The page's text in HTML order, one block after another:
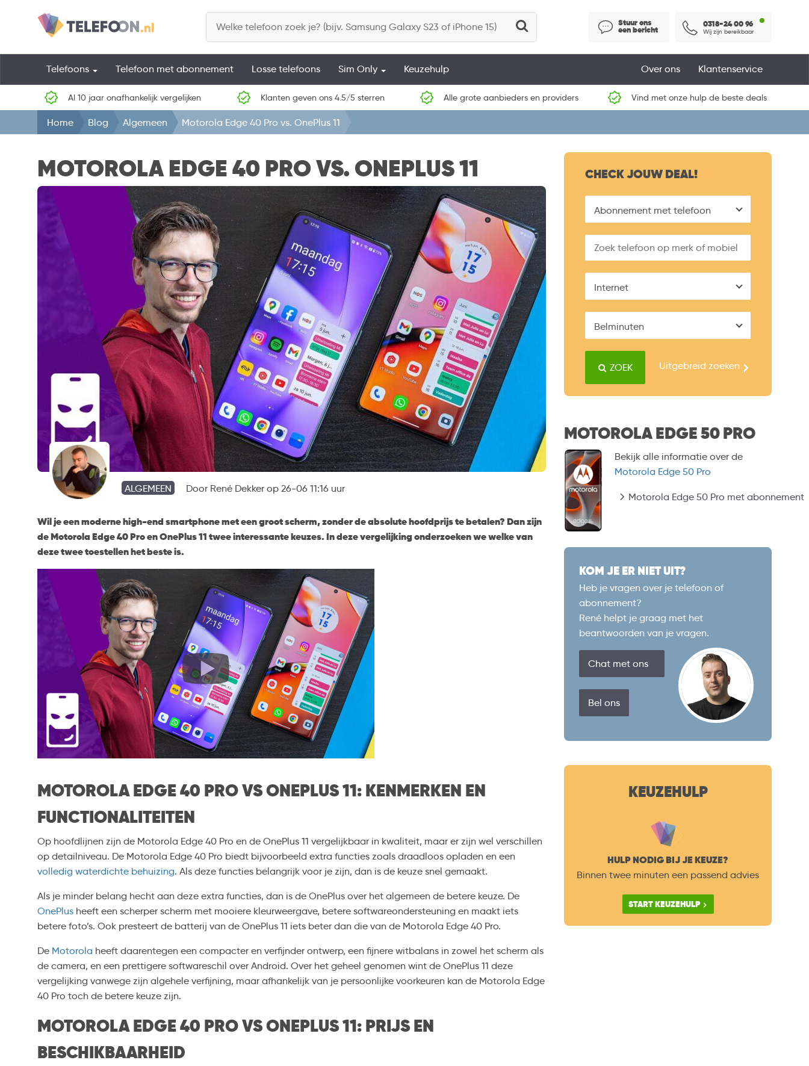
Stuur ons
een bericht
0318-24 00 96
Wij zijn bereikbaar
Telefoons Telefoon met abonnement Losse telefoons Sim Only Keuzehulp Klantenservice
Over ons
Al 10 jaar onafhankelijk vergelijken Klanten geven ons 4.5/5 sterren Alle grote aanbieders en providers Vind met onze hulp de beste deals
Home Blog Algemeen Motorola Edge 40 Pro vs. OnePlus 11
MOTOROLA EDGE 40 PRO VS. ONEPLUS 11
ALGEMEEN Door René Dekker op 26-06 11:16 uur
Wil je een moderne high-end smartphone met een groot scherm, zonder de absolute hoofdprijs te betalen? Dan zijn
de Motorola Edge 40 Pro en OnePlus 11 twee interessante keuzes. In deze vergelijking onderzoeken we welke van
deze twee toestellen het beste is.
MOTOROLA EDGE 40 PRO VS ONEPLUS 11: KENMERKEN EN
FUNCTIONALITEITEN
Op hoofdlijnen zijn de Motorola Edge 40 Pro en de OnePlus 11 vergelijkbaar in kwaliteit, maar er zijn wel verschillen
op detailniveau. De Motorola Edge 40 Pro biedt bijvoorbeeld extra functies zoals draadloos opladen en een
volledig waterdichte behuizing. Als deze functies belangrijk voor je zijn, dan is de keuze snel gemaakt.
Als je minder belang hecht aan deze extra functies, dan is de OnePlus over het algemeen de betere keuze. De
OnePlus heeft een scherper scherm met mooiere kleurweergave, betere softwareondersteuning en maakt iets
betere foto’s. Ook presteert de batterij van de OnePlus 11 iets beter dan die van de Motorola Edge 40 Pro.
De Motorola heeft daarentegen een compacter en verfijnder ontwerp, een fijnere witbalans in zowel het scherm als
de camera, en een prettigere softwareschil over Android. Over het geheel genomen wint de OnePlus 11 deze
vergelijking vanwege zijn algehele verfijning, maar afhankelijk van je persoonlijke voorkeuren kan de Motorola Edge
40 Pro toch de betere keuze zijn.
MOTOROLA EDGE 40 PRO VS ONEPLUS 11: PRIJS EN
BESCHIKBAARHEID
CHECK JOUW DEAL!
Abonnement met telefoon
Internet
Belminuten
ZOEK Uitgebreid zoeken
MOTOROLA EDGE 50 PRO
Bekijk alle informatie over de
Motorola Edge 50 Pro
Motorola Edge 50 Pro met abonnement
KOM JE ER NIET UIT?
Heb je vragen over je telefoon of
abonnement?
René helpt je graag met het
beantwoorden van je vragen.
Chat met ons
Bel ons
KEUZEHULP
HULP NODIG BIJ JE KEUZE?
Binnen twee minuten een passend advies
START KEUZEHULP